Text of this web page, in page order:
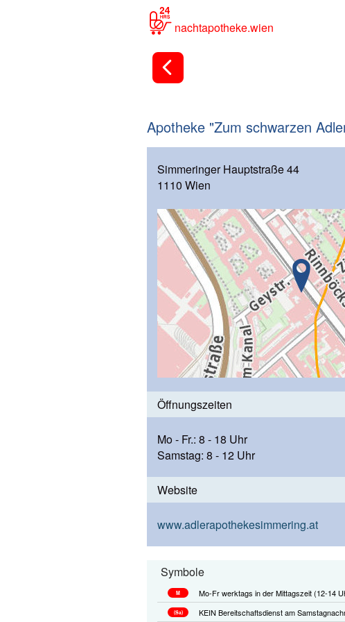
nachtapotheke.wien
Apotheke "Zum schwarzen
Simmeringer Hauptstraße 44
1110 Wien
Öffnungszeiten
Mo - Fr.: 8 - 18 Uhr
Samstag: 8 - 12 Uhr
Website
www.adlerapothekesimmering.at
Symbole
M Mo-Fr werktags in der Mittagszeit (12-14
(Sa) KEIN Bereitschaftsdienst am